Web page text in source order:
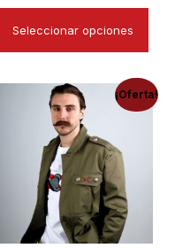
Seleccionar opciones
¡Oferta!